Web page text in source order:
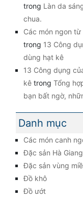
trong Làn da
chua.
Các món ngon
trong 13 Công
dùng hạt kê
13 Công dụng
kê trong Tổng
bạn bất ngờ,
Danh mục
Các món canh
Đặc sản Hà Giang
Đặc sản vùng
Đồ khô
Đồ ướt